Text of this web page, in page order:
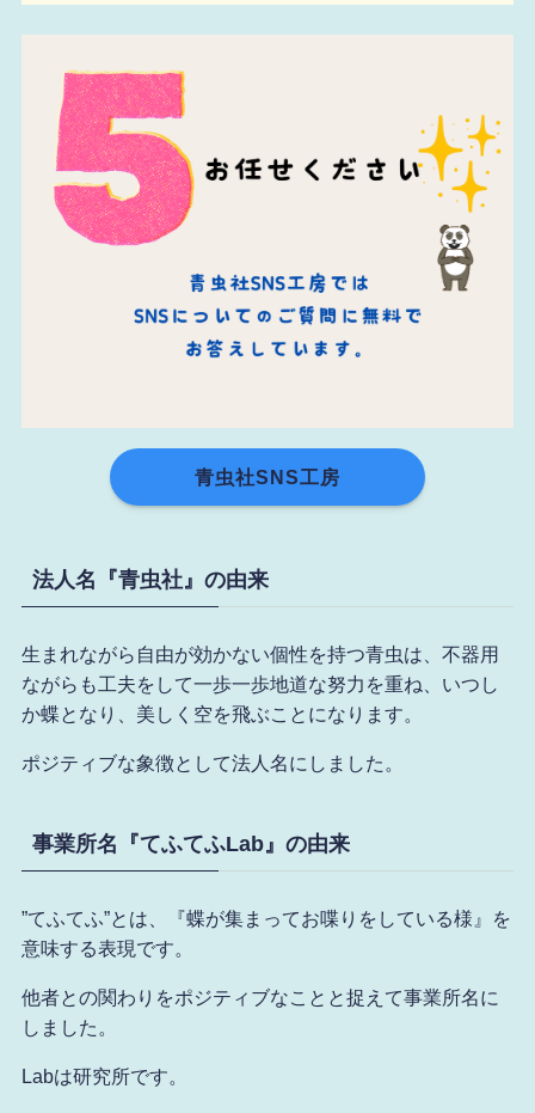
青虫社SNS工房
法人名『青虫社』の由来
生まれながら自由が効かない個性を持つ青虫は、不器用
ながらも工夫をして一歩一歩地道な努力を重ね、いつし
か蝶となり、美しく空を飛ぶことになります。
ポジティブな象徴として法人名にしました。
事業所名『てふてふLab』の由来
”てふてふ”とは、『蝶が集まってお喋りをしている様』を
意味する表現です。
他者との関わりをポジティブなことと捉えて事業所名に
しました。
Labは研究所です。